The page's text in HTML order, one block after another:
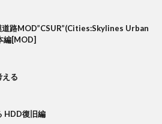
路MOD”CSUR”(Cities:Skylines Urban
編[MOD]
る
HDD復旧編